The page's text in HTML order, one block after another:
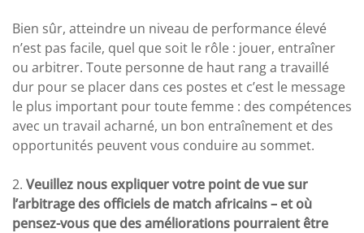
Bien sûr, atteindre un niveau de performance élevé
n’est pas facile, quel que soit le rôle : jouer, entraîner
ou arbitrer. Toute personne de haut rang a travaillé
dur pour se placer dans ces postes et c’est le message
le plus important pour toute femme : des compétences
avec un travail acharné, un bon entraînement et des
opportunités peuvent vous conduire au sommet.
2. Veuillez nous expliquer votre point de vue sur
l’arbitrage des officiels de match africains – et où
pensez-vous que des améliorations pourraient être